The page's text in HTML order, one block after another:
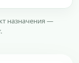
назначения —